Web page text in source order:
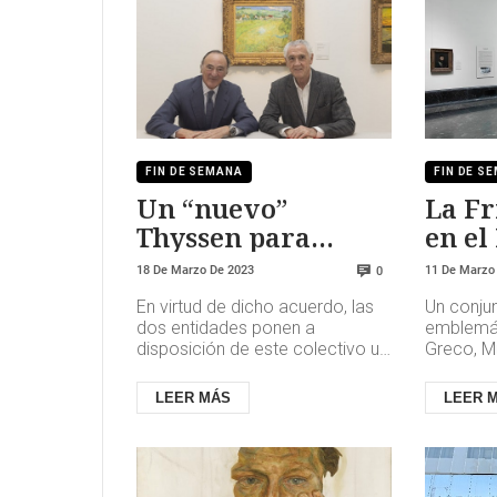
FIN DE SEMANA
Un “nuevo”
Thyssen para
sordos
18 De Marzo De 2023 0
En virtud de dicho acuerdo, las
dos entidades ponen a
disposición de este colectivo un
obras representativas de l...
LEER MÁS
FIN DE
La
en el
11 De
Un
Greco,
España
LEER